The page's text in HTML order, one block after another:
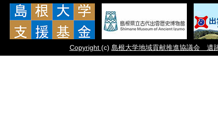
Copyright (c) 島根大学地域貢献推進協議会 遺